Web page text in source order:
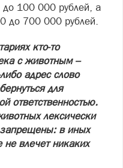
100 000 рублей, а
до 700 000 рублей.
кто-то
с животным –
адрес слово
для
ответственностью.
лексически
в иных
не влечет никаких